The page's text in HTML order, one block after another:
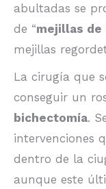
abultadas se
de “mejillas de
mejillas
La cirugía que
conseguir un
bichectomía.
intervenciones
dentro de la
aunque este